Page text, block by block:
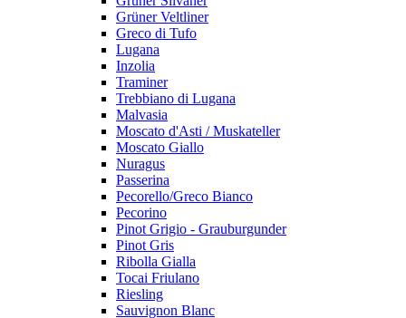
Grüner Veltliner
Greco di Tufo
Lugana
Inzolia
Traminer
Trebbiano di Lugana
Malvasia
Moscato d'Asti / Muskateller
Moscato Giallo
Nuragus
Passerina
Pecorello/Greco Bianco
Pecorino
Pinot Grigio - Grauburgunder
Pinot Gris
Ribolla Gialla
Tocai Friulano
Riesling
Sauvignon Blanc